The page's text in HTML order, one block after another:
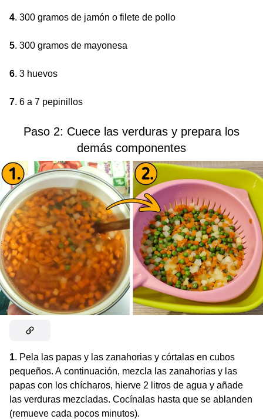
4. 300 gramos de jamón o filete de pollo
5. 300 gramos de mayonesa
6. 3 huevos
7. 6 a 7 pepinillos
Paso 2: Cuece las verduras y prepara los
demás componentes
1. Pela las papas y las zanahorias y córtalas en cubos
pequeños. A continuación, mezcla las zanahorias y las
papas con los chícharos, hierve 2 litros de agua y añade
las verduras mezcladas. Cocínalas hasta que se ablanden
(remueve cada pocos minutos).